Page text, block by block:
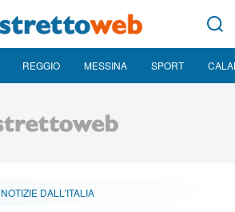
REGGIO MESSINA SPORT
NOTIZIE DALL'ITALIA